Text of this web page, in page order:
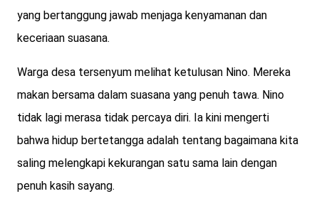
yang bertanggung jawab menjaga kenyamanan dan
keceriaan suasana.
Warga desa tersenyum melihat ketulusan Nino. Mereka
makan bersama dalam suasana yang penuh tawa. Nino
tidak lagi merasa tidak percaya diri. Ia kini mengerti
bahwa hidup bertetangga adalah tentang bagaimana kita
saling melengkapi kekurangan satu sama lain dengan
penuh kasih sayang.